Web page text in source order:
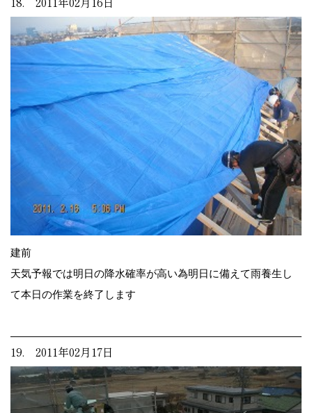
建前
天気予報では明日の降水確率が高い為明日に備えて雨養生し
て本日の作業を終了します
19. 2011年02月17日